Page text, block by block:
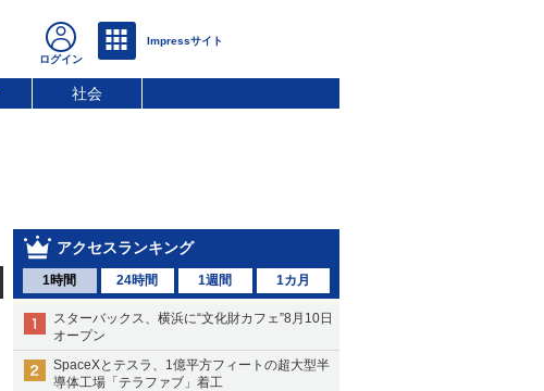
社会
アクセスランキング
1時間 24時間 1週間 1カ月
スターバックス、横浜に“文化財カフェ”8月10日
オープン
SpaceXとテスラ、1億平方フィートの超大型半
導体工場「テラファブ」着工